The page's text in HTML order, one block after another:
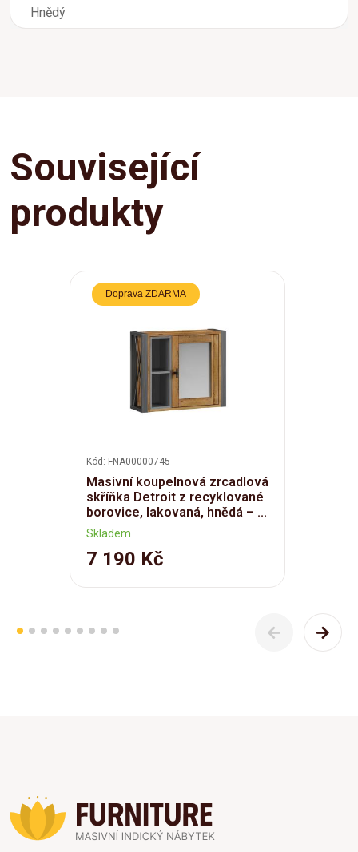
Hnědý
Související
produkty
Doprava ZDARMA
Kód: FNA00000745
Masivní koupelnová zrcadlová
skříňka Detroit z recyklované
borovice, lakovaná, hnědá – ...
Skladem
7 190 Kč